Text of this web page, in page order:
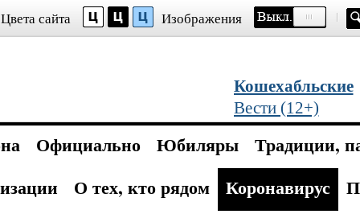
Цвета сайта Изображения
Кошехабльские
Вести (12+)
Официально Юбиляры
Традиции,
О тех, кто рядом Коронавирус